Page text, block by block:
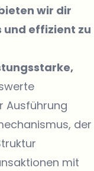
wir dir
effizient zu
Ausführung
der
mit